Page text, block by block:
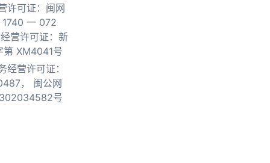
许可证：闽网
一 072
营许可证：新
第 XM4041号
经营许可证：
，
闽公网
号